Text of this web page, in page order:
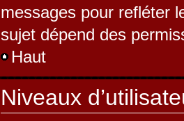
messages pour refléter
sujet dépend des
Haut
Niveaux